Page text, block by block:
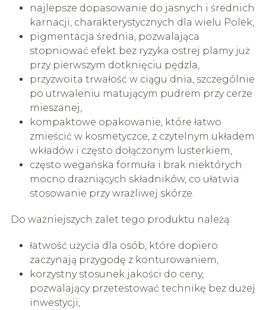
najlepsze dopasowanie do jasnych i średnich
karnacji, charakterystycznych dla wielu Polek,
pigmentacja średnia, pozwalająca
stopniować efekt bez ryzyka ostrej plamy już
przy pierwszym dotknięciu pędzla,
przyzwoita trwałość w ciągu dnia, szczególnie
po utrwaleniu matującym pudrem przy cerze
mieszanej,
kompaktowe opakowanie, które łatwo
zmieścić w kosmetyczce, z czytelnym układem
wkładów i często dołączonym lusterkiem,
często wegańska formuła i brak niektórych
mocno drażniących składników, co ułatwia
stosowanie przy wrażliwej skórze.
Do ważniejszych zalet tego produktu należą:
łatwość użycia dla osób, które dopiero
zaczynają przygodę z konturowaniem,
korzystny stosunek jakości do ceny,
pozwalający przetestować technikę bez dużej
inwestycji,